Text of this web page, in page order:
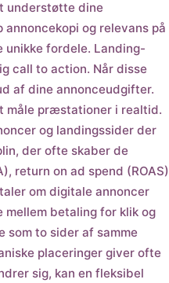
understøtte dine
og relevans på
fordele. Landing-
call to action. Når disse
af dine annonceudgifter.
måle præstationer i realtid.
og landingssider der
der ofte skaber de
return on ad spend (ROAS)
om digitale annoncer
mellem betaling for klik og
som to sider af samme
placeringer giver ofte
sig, kan en fleksibel